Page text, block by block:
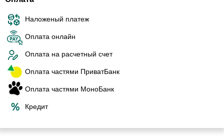
Наложеный платеж
Оплата онлайн
Оплата на расчетный счет
Оплата частями ПриватБанк
Оплата частями МоноБанк
Кредит